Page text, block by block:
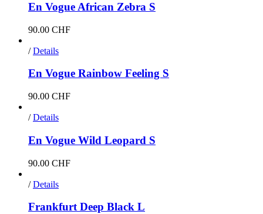
En Vogue African Zebra S
90.00 CHF
/ Details
En Vogue Rainbow Feeling S
90.00 CHF
/ Details
En Vogue Wild Leopard S
90.00 CHF
/ Details
Frankfurt Deep Black L